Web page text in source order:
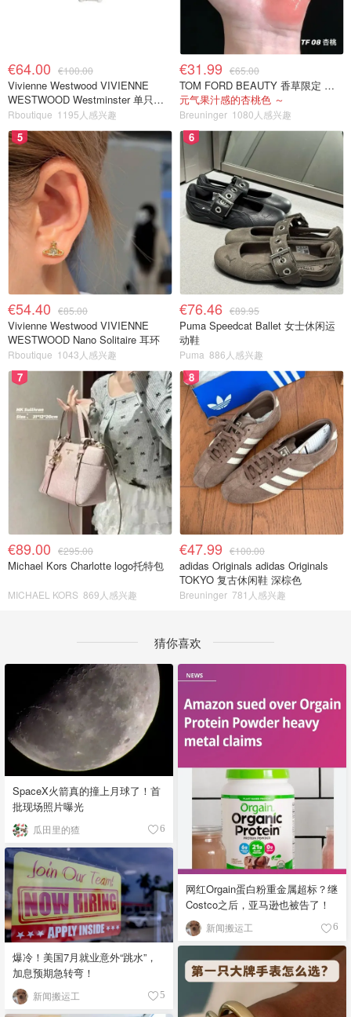
€64.00 €100.00
Vivienne Westwood VIVIENNE
WESTWOOD Westminster 单只耳
环
Rboutique 1195人感兴趣
€31.99 €65.00
TOM FORD BEAUTY 香草限定 镜面唇蜜 #08INHIBITION
元气果汁感的杏桃色 ～
Breuninger 1080人感兴趣
5
€54.40 €85.00
Vivienne Westwood VIVIENNE
WESTWOOD Nano Solitaire 耳环
Rboutique 1043人感兴趣
6
€76.46 €89.95
Puma Speedcat Ballet 女士休闲运
动鞋
Puma 886人感兴趣
7
€89.00 €295.00
Michael Kors Charlotte logo托特包
MICHAEL KORS 869人感兴趣
8
€47.99 €100.00
adidas Originals adidas Originals
TOKYO 复古休闲鞋 深棕色
Breuninger 781人感兴趣
猜你喜欢
SpaceX火箭真的撞上月球了！首
批现场照片曝光
瓜田里的猹 6
网红Orgain蛋白粉重金属超标？继
Costco之后，亚马逊也被告了！
新闻搬运工 6
爆冷！美国7月就业意外“跳水”，
加息预期急转弯！
新闻搬运工 5